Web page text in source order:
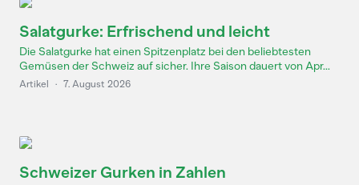
Salatgurke: Erfrischend und leicht
Die Salatgurke hat einen Spitzenplatz bei den beliebtesten
Gemüsen der Schweiz auf sicher. Ihre Saison dauert von Apr...
Artikel · 7. August 2026
Schweizer Gurken in Zahlen